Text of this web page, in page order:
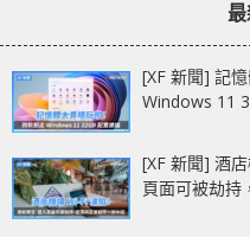
[XF 新聞] 記
Windows 11
[XF 新聞] 酒
頁面可被劫持